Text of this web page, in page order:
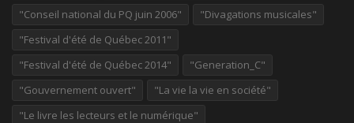
"Conseil national du PQ juin 2006"
"Divagations musicales"
"Festival d'été de Québec 2011"
"Festival d'été de Québec 2014"
"Generation_C"
"Gouvernement ouvert"
"La vie la vie en société"
"Le livre les lecteurs et le numérique"